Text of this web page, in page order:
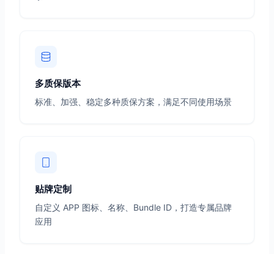
多质保版本
标准、加强、稳定多种质保方案，满足不同使用场景
贴牌定制
自定义 APP 图标、名称、Bundle ID，打造专属品牌
应用